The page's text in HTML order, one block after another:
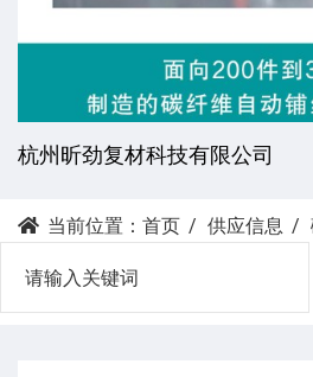
杭州昕劲复材科技有限公司
当前位置： 首页 供应信息